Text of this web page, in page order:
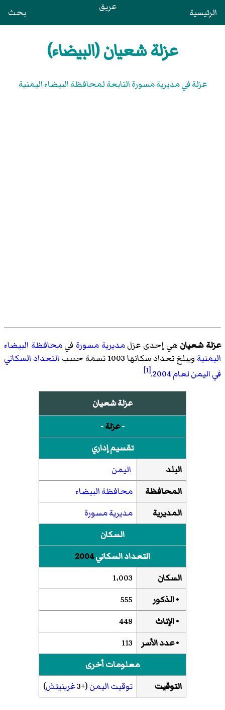
الرئيسية عريق بحث
عزلة شعيان (البيضاء)
عزلة في مديرية مسورة التابعة لمحافظة البيضاء اليمنية
عزلة شعيان هي إحدى عزلمديرية مسورة فيمحافظة البيضاء
اليمنية ويبلغ تعداد سكانها 1003 نسمة حسب
التعداد السكاني
في اليمن لعام 2004
.
[1]
عزلة شعيان
-عزلة-
تقسيم إداري
البلد
اليمن
المحافظة
محافظة البيضاء
المديرية
مديرية مسورة
السكان
التعداد السكاني2004
السكان
1٬003
• الذكور
555
• الإناث
448
• عدد الأسر
113
معلومات أخرى
التوقيت
توقيت اليمن(+3 غرينيتش)